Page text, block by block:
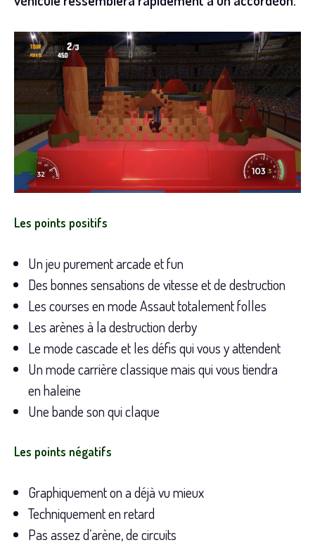
Les points positifs
Un jeu purement arcade et fun
Des bonnes sensations de vitesse et de destruction
Les courses en mode Assaut totalement folles
Les arènes à la destruction derby
Le mode cascade et les défis qui vous y attendent
Un mode carrière classique mais qui vous tiendra
en haleine
Une bande son qui claque
Les points négatifs
Graphiquement on a déjà vu mieux
Techniquement en retard
Pas assez d’arène, de circuits